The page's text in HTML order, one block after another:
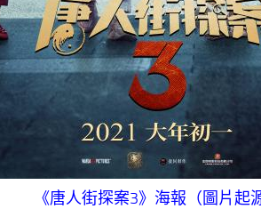
《唐人街探案3》海報（圖片起源